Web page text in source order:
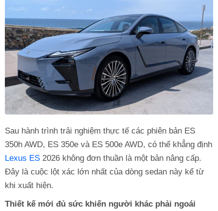
Sau hành trình trải nghiệm thực tế các phiên bản ES
350h AWD, ES 350e và ES 500e AWD, có thể khẳng định
Lexus ES 2026 không đơn thuần là một bản nâng cấp.
Đây là cuộc lột xác lớn nhất của dòng sedan này kể từ
khi xuất hiện.
Thiết kế mới đủ sức khiến người khác phải ngoái